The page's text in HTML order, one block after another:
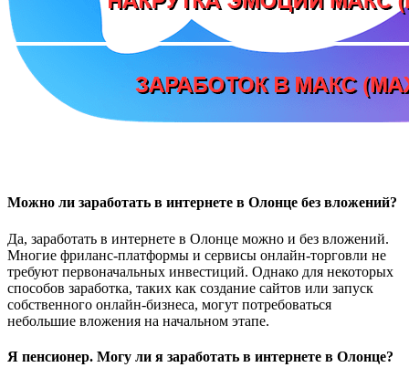
Можно ли заработать в интернете в Олонце без вложений?
Да, заработать в интернете в Олонце можно и без вложений.
Многие фриланс-платформы и сервисы онлайн-торговли не
требуют первоначальных инвестиций. Однако для некоторых
способов заработка, таких как создание сайтов или запуск
собственного онлайн-бизнеса, могут потребоваться
небольшие вложения на начальном этапе.
Я пенсионер. Могу ли я заработать в интернете в Олонце?